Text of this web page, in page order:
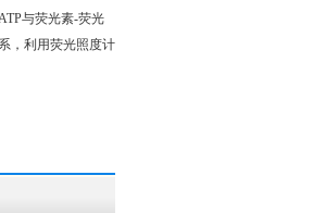
与荧光素-荧光
，利用荧光照度计